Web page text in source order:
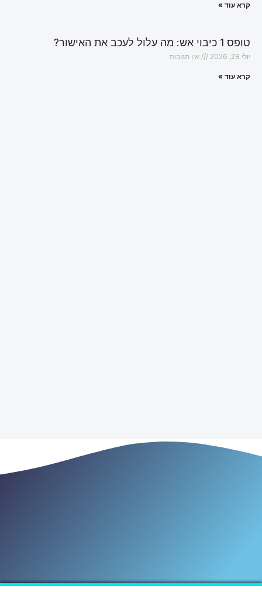
קרא עוד »
טופס 1 כיבוי אש: מה עלול לעכב את האישור?
יולי 28, 2026 אין תגובות
קרא עוד »